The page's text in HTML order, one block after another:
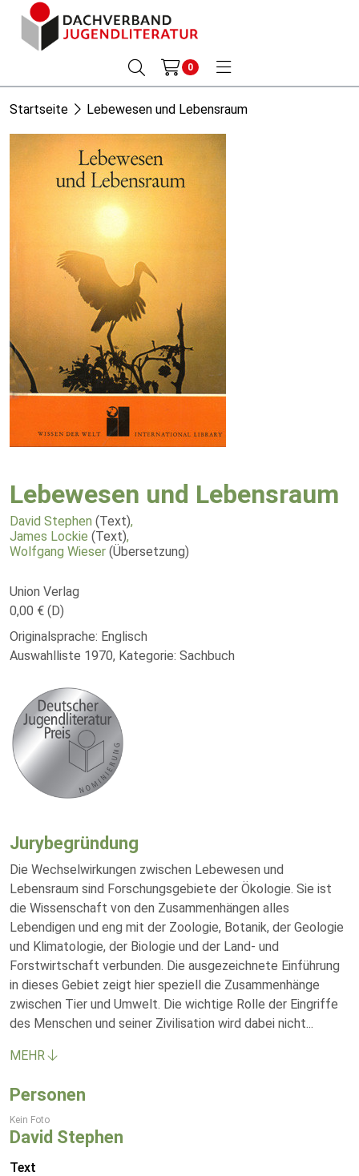
0
Startseite Lebewesen und Lebensraum
Lebewesen und Lebensraum
David Stephen (Text),
James Lockie (Text),
Wolfgang Wieser (Übersetzung)
Union Verlag
0,00 € (D)
Originalsprache: Englisch
Auswahlliste 1970, Kategorie: Sachbuch
Jurybegründung
Die Wechselwirkungen zwischen Lebewesen und
Lebensraum sind Forschungsgebiete der Ökologie. Sie ist
die Wissenschaft von den Zusammenhängen alles
Lebendigen und eng mit der Zoologie, Botanik, der Geologie
und Klimatologie, der Biologie und der Land- und
Forstwirtschaft verbunden. Die ausgezeichnete Einführung
in dieses Gebiet zeigt hier speziell die Zusammenhänge
zwischen Tier und Umwelt. Die wichtige Rolle der Eingriffe
des Menschen und seiner Zivilisation wird dabei nicht...
MEHR
Personen
Kein Foto
David Stephen
Text